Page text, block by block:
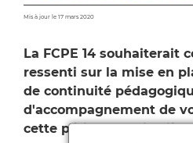
Mis à jour le 17 mars 2020
La FCPE 14 souhaiterait
ressenti sur la mise en
de continuité
d'accompagnement de
cette période